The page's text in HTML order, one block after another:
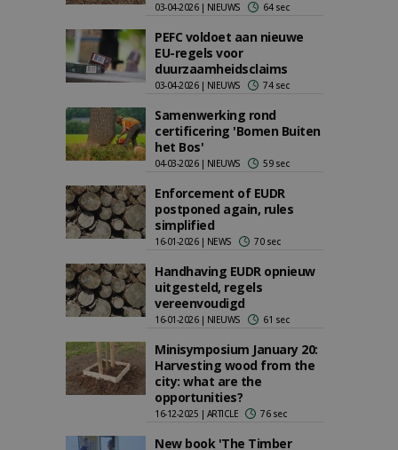
03-04-2026 | NIEUWS 64 sec
PEFC voldoet aan nieuwe
EU-regels voor
duurzaamheidsclaims
03-04-2026 | NIEUWS 74 sec
Samenwerking rond
certificering 'Bomen Buiten
het Bos'
04-03-2026 | NIEUWS 59 sec
Enforcement of EUDR
postponed again, rules
simplified
16-01-2026 | NEWS 70 sec
Handhaving EUDR opnieuw
uitgesteld, regels
vereenvoudigd
16-01-2026 | NIEUWS 61 sec
Minisymposium January 20:
Harvesting wood from the
city: what are the
opportunities?
16-12-2025 | ARTICLE 76 sec
New book 'The Timber